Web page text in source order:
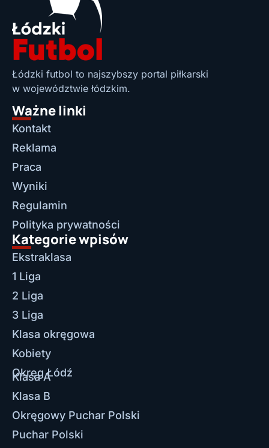
Łódzki futbol to najszybszy portal piłkarski
w województwie łódzkim.
Ważne linki
Kontakt
Reklama
Praca
Wyniki
Regulamin
Polityka prywatności
Kategorie wpisów
Ekstraklasa
1 Liga
2 Liga
3 Liga
Klasa okręgowa
Kobiety
Okręg Łódź
Klasa A
Klasa B
Okręgowy Puchar Polski
Puchar Polski